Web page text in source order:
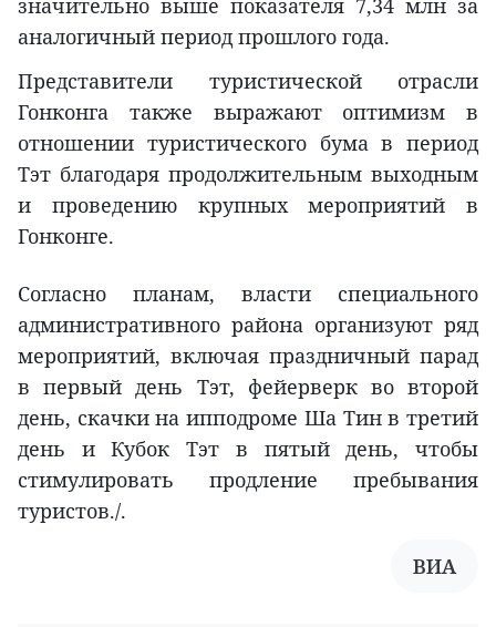
аналогичный период прошлого года.
Представители туристической отрасли
Гонконга также выражают оптимизм в
отношении туристического бума в период
Тэт благодаря продолжительным выходным
и проведению крупных мероприятий в
Гонконге.
Согласно планам, власти специального
административного района организуют ряд
мероприятий, включая праздничный парад
в первый день Тэт, фейерверк во второй
день, скачки на ипподроме Ша Тин в третий
день и Кубок Тэт в пятый день, чтобы
стимулировать продление пребывания
туристов./.
ВИА